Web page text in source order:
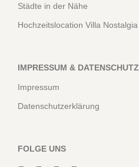
Städte in der Nähe
Hochzeitslocation Villa Nostalgia
IMPRESSUM & DATENSCHUTZ
Impressum
Datenschutzerklärung
FOLGE UNS